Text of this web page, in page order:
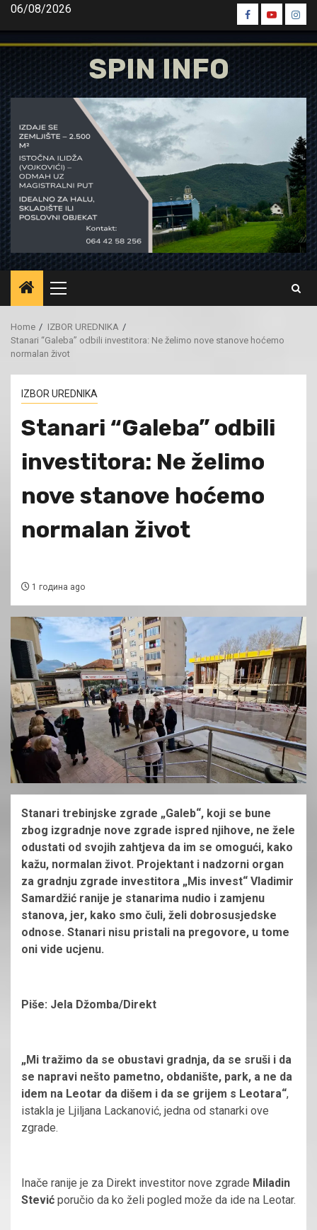
Skip
content
06/08/2026
Spin
Facebook
Spin
Youtube
Spin
SPIN INFO
Primary
Menu
Home
IZBOR UREDNIKA
Stanari “Galeba” odbili investitora: Ne želimo nove stanove hoćemo
normalan život
IZBOR UREDNIKA
Stanari “Galeba” odbili
investitora: Ne želimo
nove stanove hoćemo
normalan život
1 година ago
Stanari trebinjske zgrade „Galeb“, koji se bune
zbog izgradnje nove zgrade ispred njihove, ne žele
odustati od svojih zahtjeva da im se omogući, kako
kažu, normalan život. Projektant i nadzorni organ
za gradnju zgrade investitora „Mis invest“ Vladimir
Samardžić ranije je stanarima nudio i zamjenu
stanova, jer, kako smo čuli, želi dobrosusjedske
odnose. Stanari nisu pristali na pregovore, u tome
oni vide ucjenu.
Piše: Jela Džomba/Direkt
„Mi tražimo da se obustavi gradnja, da se sruši i da
se napravi nešto pametno, obdanište, park, a ne da
idem na Leotar da dišem i da se grijem s Leotara“,
istakla je Ljiljana Lackanović, jedna od stanarki ove
zgrade.
Inače ranije je za Direkt investitor nove zgrade Miladin
Stević poručio da ko želi pogled može da ide na Leotar.